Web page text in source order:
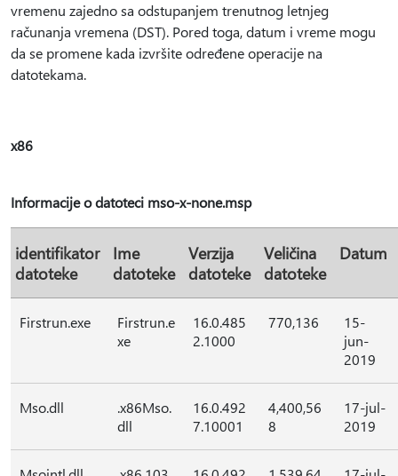
vremenu zajedno sa odstupanjem trenutnog letnjeg
računanja vremena (DST). Pored toga, datum i vreme mogu
da se promene kada izvršite određene operacije na
datotekama.
x86
Informacije o datoteci mso-x-none.msp
identifikator
datoteke
Ime
datoteke
Verzija
datoteke
Veličina
datoteke
Datum
Firstrun.exe
Firstrun.e
xe
16.0.485
2.1000
770,136
15-
jun-
2019
Mso.dll
.x86Mso.
dll
16.0.492
7.10001
4,400,56
8
17-jul-
2019